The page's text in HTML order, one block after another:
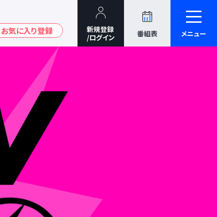
番組表 メニュー